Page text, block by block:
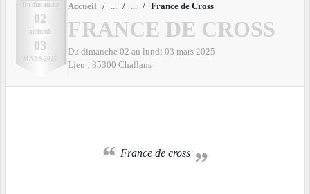
Du dimanche
02
au lundi
03
MARS 2025
Accueil France de Cross
FRANCE DE CROSS
Du dimanche 02 au lundi 03 mars 2025
Lieu : 85300 Challans
France de cross